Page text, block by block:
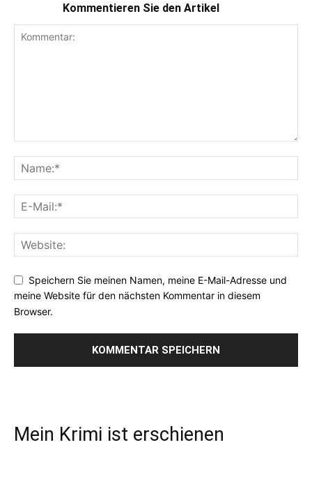
Kommentieren Sie den Artikel
Speichern Sie meinen Namen, meine E-Mail-Adresse und
meine Website für den nächsten Kommentar in diesem
Browser.
Mein Krimi ist erschienen